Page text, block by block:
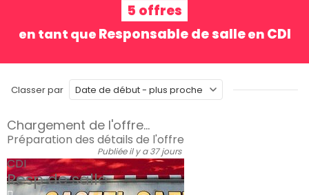
5 offres
en tant que Responsable de salleen CDI
Classer par
Chargement de l'offre...
Préparation des détails de l'offre
Publiée il y a 37 jours
CDI
Resp de salle